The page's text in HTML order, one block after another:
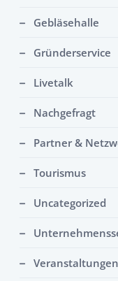
Gebläsehalle
Gründerservice
Livetalk
Nachgefragt
Partner &
Tourismus
Uncategorized
Veranstaltungen